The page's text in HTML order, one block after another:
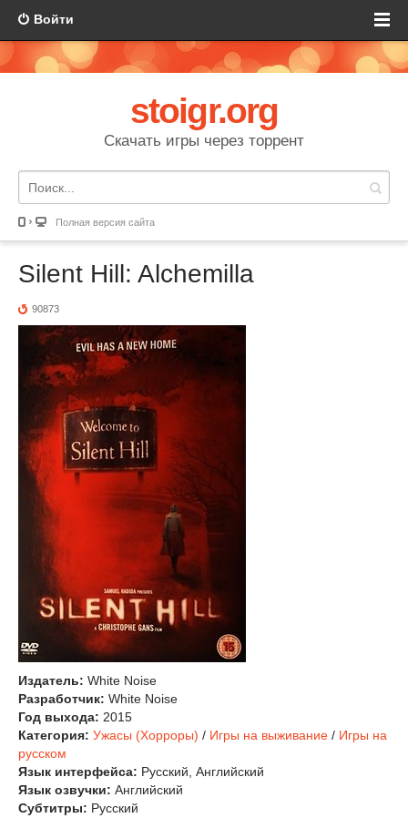
Войти
stoigr.org
Скачать игры через торрент
Полная версия сайта
Silent Hill: Alchemilla
90873
Издатель: White Noise
Разработчик: White Noise
Год выхода: 2015
Категория: Ужасы (Хорроры) / Игры на выживание / Игры на
русском
Язык интерфейса: Русский, Английский
Язык озвучки: Английский
Субтитры: Русский